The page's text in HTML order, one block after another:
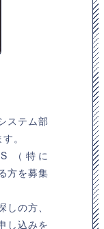
ステム部
。
（特に
方を募集
の方、
し込みを